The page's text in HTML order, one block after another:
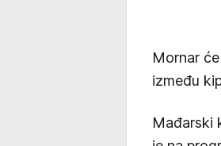
Mornar
između
Mađarski